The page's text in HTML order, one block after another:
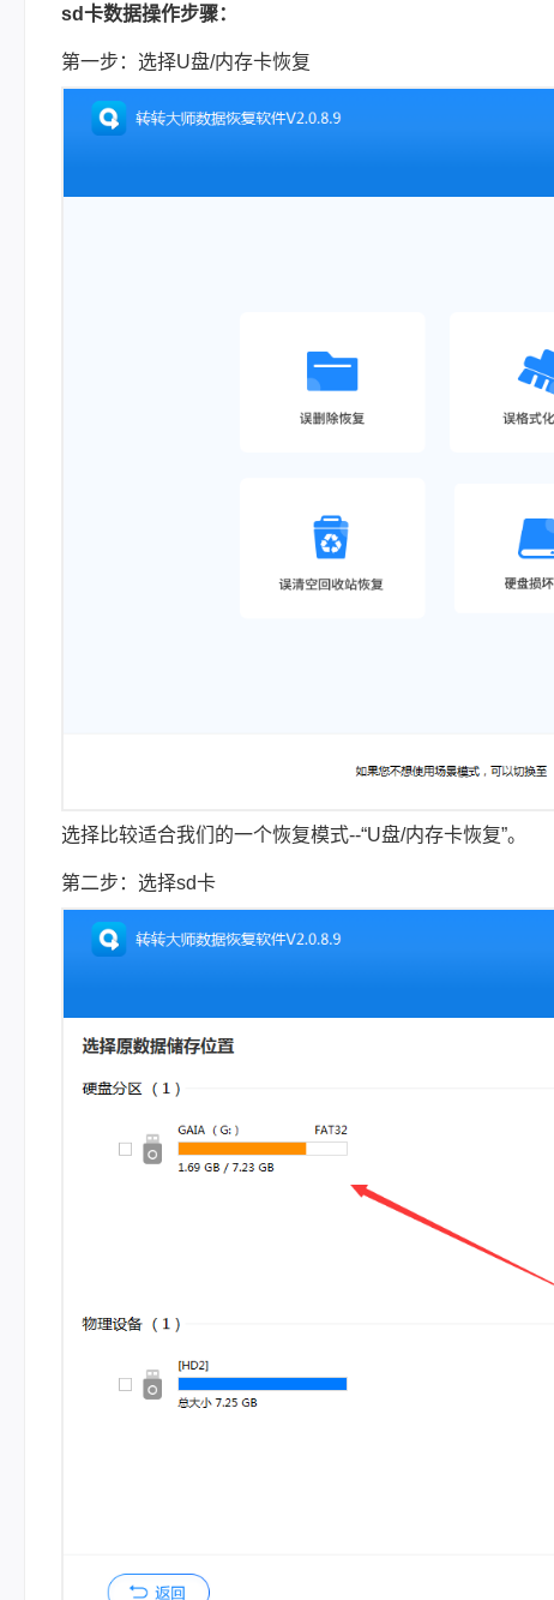
sd卡数据操作步骤：
第一步：选择U盘/内存卡恢复
选择比较适合我们的一个恢复模式--“U盘/内存卡恢复”。
第二步：选择sd卡